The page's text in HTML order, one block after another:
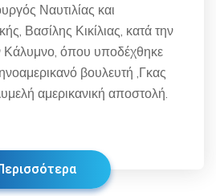
Ναυτιλίας και
Βασίλης Κικίλιας, κατά την
Κάλυμνο, όπου υποδέχθηκε
βουλευτή ,Γκας
αμερικανική αποστολή.